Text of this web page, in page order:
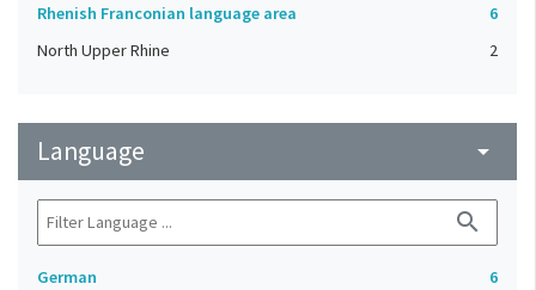
Rhenish Franconian language area
6
North Upper Rhine
2
Language arrow_drop_down
search
German 6